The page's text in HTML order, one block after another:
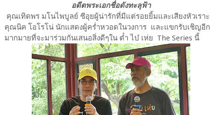
อดีตพระเอกชื่อดังทะลุฟ้า
คุณเทิดพร มโนไพบูลย์ ซีอุยผู้น่ารักที่มีแต่รอยยิ้มและเสียงหัวเราะ
คุณนิค โอโรโน่ นักแสดงผู้คร่ำหวอดในวงการ และแขกรับเชิญอีก
มากมายที่จะมาร่วมกันเสนอสิ่งดีๆใน ต๋ำ ไบ๋ เห่ย The Series นี้